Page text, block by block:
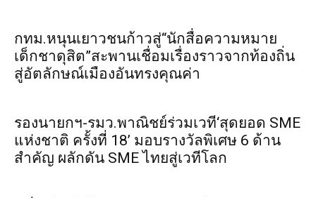
กทม.หนุนเยาวชนก้าวสู่“นักสื่อความหมาย
เด็กชาดุสิต”สะพานเชื่อมเรื่องราวจากท้องถิ่น
สู่อัตลักษณ์เมืองอันทรงคุณค่า
รองนายกฯ-รมว.พาณิชย์ร่วมเวที‘สุดยอด SME
แห่งชาติ ครั้งที่ 18’ มอบรางวัลพิเศษ 6 ด้าน
สำคัญ ผลักดัน SME ไทยสู่เวทีโลก